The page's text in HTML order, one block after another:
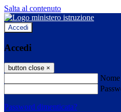
Salta al contenuto
Accedi
Accedi
button close ×
Password dimenticata?